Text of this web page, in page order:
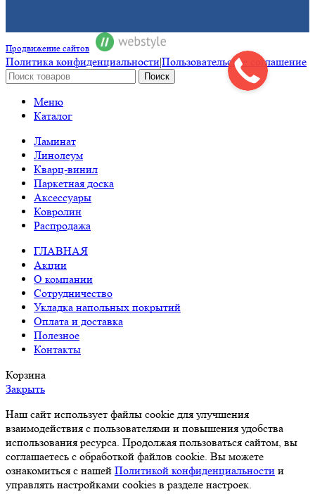
Продвижение сайтов
Политика конфиденциальности|Пользовательское соглашение
Поиск
Меню
Каталог
Ламинат
Линолеум
Кварц-винил
Паркетная доска
Аксессуары
Ковролин
Распродажа
ГЛАВНАЯ
Акции
О компании
Сотрудничество
Укладка напольных покрытий
Оплата и доставка
Полезное
Контакты
Корзина
Закрыть
Наш сайт использует файлы cookie для улучшения
взаимодействия с пользователями и повышения удобства
использования ресурса. Продолжая пользоваться сайтом, вы
соглашаетесь с обработкой файлов cookie. Вы можете
ознакомиться с нашей Политикой конфиденциальности и
управлять настройками cookies в разделе настроек.